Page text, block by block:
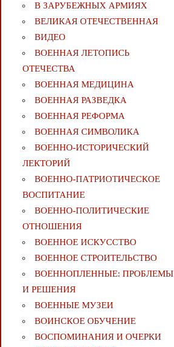
В ЗАРУБЕЖНЫХ АРМИЯХ
ВЕЛИКАЯ ОТЕЧЕСТВЕННАЯ
ВИДЕО
ВОЕННАЯ ЛЕТОПИСЬ
ОТЕЧЕСТВА
ВОЕННАЯ МЕДИЦИНА
ВОЕННАЯ РАЗВЕДКА
ВОЕННАЯ РЕФОРМА
ВОЕННАЯ СИМВОЛИКА
ВОЕННО-ИСТОРИЧЕСКИЙ
ЛЕКТОРИЙ
ВОЕННО-ПАТРИОТИЧЕСКОЕ
ВОСПИТАНИЕ
ВОЕННО-ПОЛИТИЧЕСКИE
ОТНОШЕНИЯ
ВОЕННОЕ ИСКУССТВО
ВОЕННОЕ СТРОИТЕЛЬСТВО
ВОЕННОПЛЕННЫЕ: ПРОБЛЕМЫ
И РЕШЕНИЯ
ВОЕННЫЕ МУЗЕИ
ВОИНСКОЕ ОБУЧЕНИЕ
ВОСПОМИНАНИЯ И ОЧЕРКИ